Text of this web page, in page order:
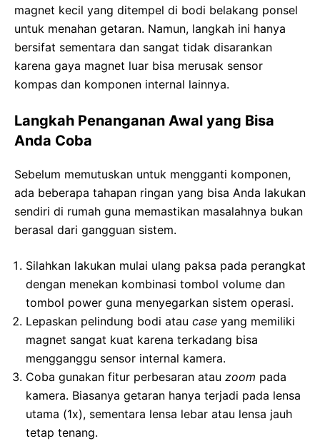
magnet kecil yang ditempel di bodi belakang ponsel
untuk menahan getaran. Namun, langkah ini hanya
bersifat sementara dan sangat tidak disarankan
karena gaya magnet luar bisa merusak sensor
kompas dan komponen internal lainnya.
Langkah Penanganan Awal yang Bisa
Anda Coba
Sebelum memutuskan untuk mengganti komponen,
ada beberapa tahapan ringan yang bisa Anda lakukan
sendiri di rumah guna memastikan masalahnya bukan
berasal dari gangguan sistem.
Silahkan lakukan mulai ulang paksa pada perangkat
dengan menekan kombinasi tombol volume dan
tombol power guna menyegarkan sistem operasi.
Lepaskan pelindung bodi atau case yang memiliki
magnet sangat kuat karena terkadang bisa
mengganggu sensor internal kamera.
Coba gunakan fitur perbesaran atau zoom pada
kamera. Biasanya getaran hanya terjadi pada lensa
utama (1x), sementara lensa lebar atau lensa jauh
tetap tenang.